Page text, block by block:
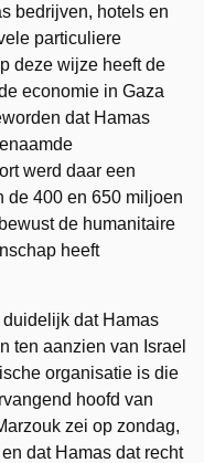
bedrijven, hotels en
particuliere
deze wijze heeft de
economie in Gaza
dat Hamas
werd daar een
de 400 en 650 miljoen
de humanitaire
heeft
dat Hamas
ten aanzien van Israel
organisatie is die
hoofd van
zei op zondag,
dat Hamas dat recht